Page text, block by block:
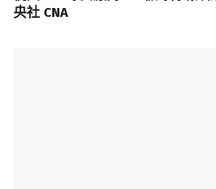
央社 CNA